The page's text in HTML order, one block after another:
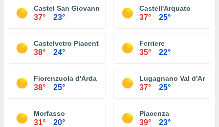
Castel San Giovanni
37° 23°
Castell'Arquato
37° 25°
Castelvetro Piacentino
38° 24°
Ferriere
35° 22°
Fiorenzuola d'Arda
38° 25°
Lugagnano Val d'Arda
37° 25°
Morfasso
31° 20°
Piacenza
39° 23°